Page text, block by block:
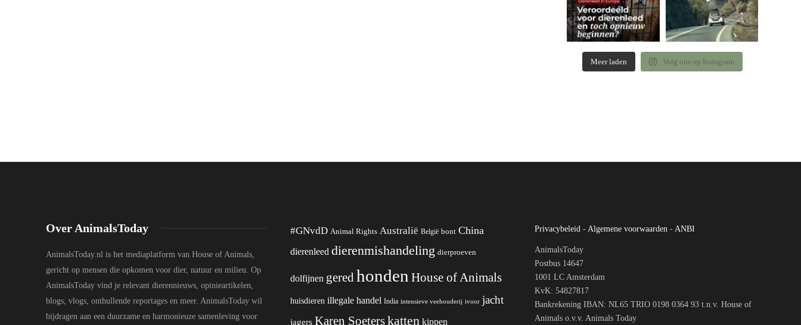
Meer laden Volg ons op Instagram
Over AnimalsToday
AnimalsToday.nl is het mediaplatform van House of Animals,
gericht op mensen die opkomen voor dier, natuur en milieu. Op
AnimalsToday vind je relevant dierennieuws, opinieartikelen,
blogs, vlogs, onthullende reportages en meer. AnimalsToday wil
bijdragen aan een duurzame en harmonieuze samenleving voor
#GNvdD Animal Rights Australië België bont China
dierenleed dierenmishandeling dierproeven
dolfijnen gered honden House of Animals
huisdieren illegale handel India intensieve veehouderij ivoor jacht
jagers Karen Soeterskatten kippen
Privacybeleid - Algemene voorwaarden - ANBI
AnimalsToday
Postbus 14647
1001 LC Amsterdam
KvK: 54827817
Bankrekening IBAN: NL65 TRIO 0198 0364 93 t.n.v. House of
Animals o.v.v. Animals Today